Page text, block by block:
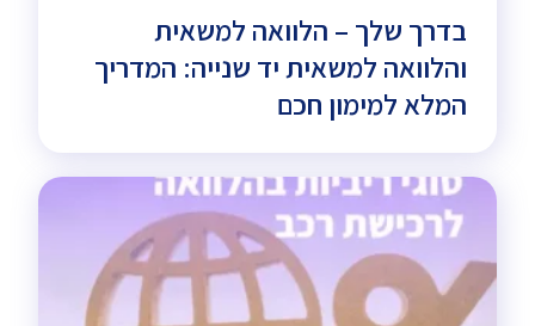
בדרך שלך – הלוואה למשאית
והלוואה למשאית יד שנייה: המדריך
המלא למימון חכם